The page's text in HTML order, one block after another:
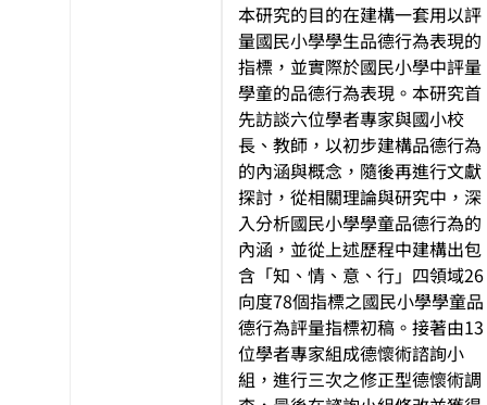
本研究的目的在建構一套用以評
量國民小學學生品德行為表現的
指標，並實際於國民小學中評量
學童的品德行為表現。本研究首
先訪談六位學者專家與國小校
長、教師，以初步建構品德行為
的內涵與概念，隨後再進行文獻
探討，從相關理論與研究中，深
入分析國民小學學童品德行為的
內涵，並從上述歷程中建構出包
含「知、情、意、行」四領域26
向度78個指標之國民小學學童品
德行為評量指標初稿。接著由13
位學者專家組成德懷術諮詢小
組，進行三次之修正型德懷術調